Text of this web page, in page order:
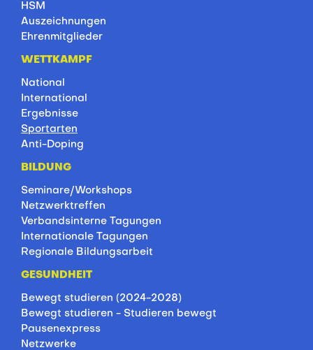
HSM
Auszeichnungen
Ehrenmitglieder
WETTKAMPF
National
International
Ergebnisse
Sportarten
Anti-Doping
BILDUNG
Seminare/Workshops
Netzwerktreffen
Verbandsinterne Tagungen
Internationale Tagungen
Regionale Bildungsarbeit
GESUNDHEIT
Bewegt studieren (2024-2028)
Bewegt studieren - Studieren bewegt
Pausenexpress
Netzwerke